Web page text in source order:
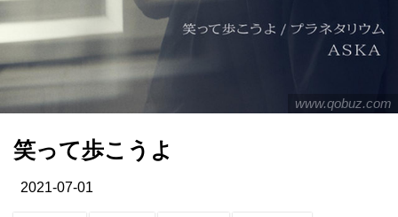
www.qobuz.com
笑って歩こうよ
2021-07-01